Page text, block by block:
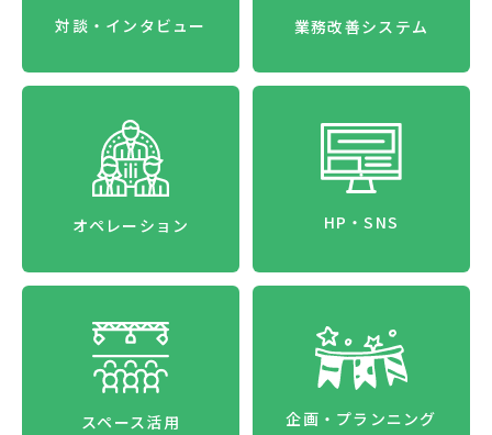
対談・インタビュー 業務改善システム
オペレーション HP・SNS
スペース活用 企画・プランニング